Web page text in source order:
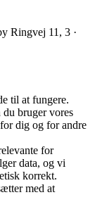
Ringvej 11, 3 ·
til at fungere.
bruger vores
dig og for andre
for
data, og vi
korrekt.
med at